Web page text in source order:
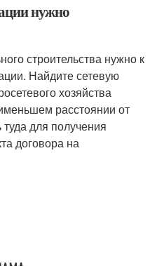
нужно
строительства нужно к
Найдите сетевую
хозяйства
расстоянии от
туда для получения
договора на